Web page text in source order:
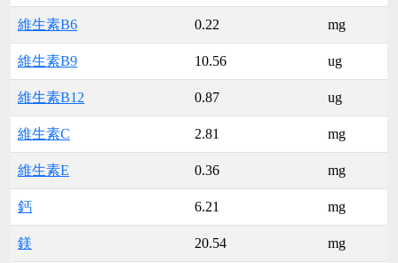
維生素B6 0.22 mg
維生素B9 10.56 ug
維生素B12 0.87 ug
維生素C 2.81 mg
維生素E 0.36 mg
鈣 6.21 mg
鎂 20.54 mg